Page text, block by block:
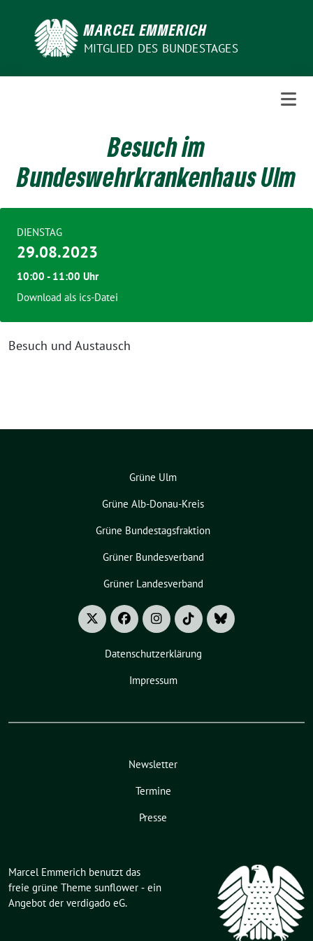
MARCEL EMMERICH
MITGLIED DES BUNDESTAGES
Besuch im
Bundeswehrkrankenhaus Ulm
Besuch und Austausch
DIENSTAG
29.08.2023
10:00 - 11:00 Uhr
Download als ics-Datei
Grüne Ulm
Grüne Alb-Donau-Kreis
Grüne Bundestagsfraktion
Grüner Bundesverband
Grüner Landesverband
Datenschutzerklärung
Impressum
Newsletter
Termine
Presse
Marcel Emmerich benutzt das
freie grüne Theme sunflower ‐ ein
Angebot der verdigado eG.